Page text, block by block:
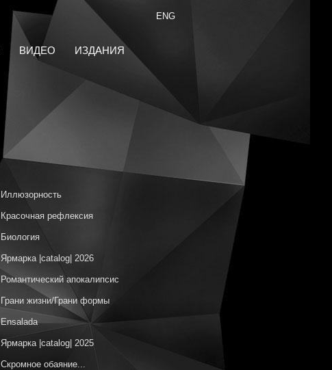
ENG
ВИДЕО ИЗДАНИЯ
Иллюзорность
Красочная рефлексия
Биология
Ярмарка |catalog| 2026
Романтический апокалипсис
Грани жизни/Грани формы
Ensalada
Ярмарка |catalog| 2025
Скромное обаяние...